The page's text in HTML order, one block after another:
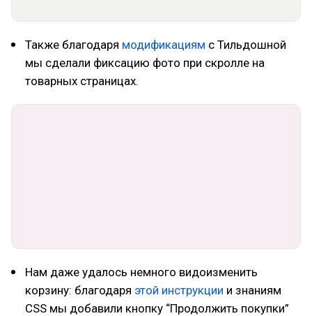
Также благодаря модификациям с Тильдошной
мы сделали фиксацию фото при скролле на
товарных страницах.
Нам даже удалось немного видоизменить
корзину: благодаря этой инструкции и знаниям
CSS мы добавили кнопку “Продолжить покупки”